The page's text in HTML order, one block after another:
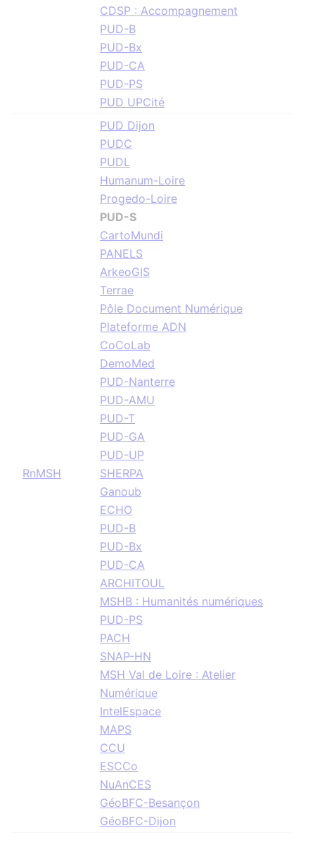
CDSP : Accompagnement
PUD-B
PUD-Bx
PUD-CA
PUD-PS
PUD UPCité
RnMSH
PUD Dijon
PUDC
PUDL
Humanum-Loire
Progedo-Loire
PUD-S
CartoMundi
PANELS
ArkeoGIS
Terrae
Pôle Document Numérique
Plateforme ADN
CoCoLab
DemoMed
PUD-Nanterre
PUD-AMU
PUD-T
PUD-GA
PUD-UP
SHERPA
Ganoub
ECHO
PUD-B
PUD-Bx
PUD-CA
ARCHITOUL
MSHB : Humanités numériques
PUD-PS
PACH
SNAP-HN
MSH Val de Loire : Atelier
Numérique
IntelEspace
MAPS
CCU
ESCCo
NuAnCES
GéoBFC-Besançon
GéoBFC-Dijon